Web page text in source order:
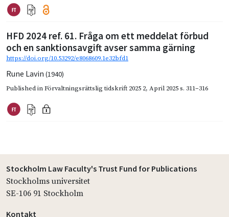
HFD 2024 ref. 61. Fråga om ett meddelat förbud
och en sanktionsavgift avser samma gärning
https://doi.org/10.53292/e8068609.1e32bfd1
Rune Lavin (1940)
Published inFörvaltningsrättslig tidskrift 2025 2, April 2025s. 311–316
Stockholm Law Faculty's Trust Fund for Publications
Stockholms universitet
SE-106 91 Stockholm
Kontakt